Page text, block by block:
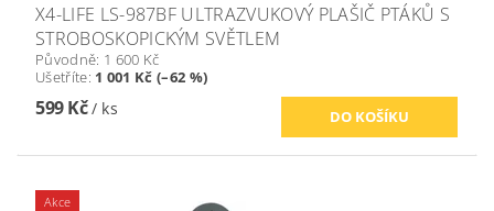
X4-LIFE LS-987BF ULTRAZVUKOVÝ PLAŠIČ PTÁKŮ S
STROBOSKOPICKÝM SVĚTLEM
Původně: 1 600 Kč
Ušetříte: 1 001 Kč (–62 %)
599 Kč/ ks
Akce